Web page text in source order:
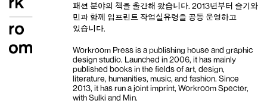
패션 분야의 책을 출간해 왔습니다. 2013년부터 슬기와
민과 함께 임프린트 작업실유령을 공동 운영하고
있습니다.
Workroom Press is a publishing house and graphic
design studio. Launched in 2006, it has mainly
published books in the fields of art, design,
literature, humanities, music, and fashion. Since
2013, it has run a joint imprint, Workroom Specter,
with Sulki and Min.